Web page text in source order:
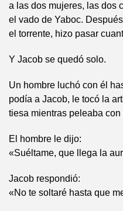
a las dos mujeres, las dos
el vado de Yaboc.
el torrente, hizo pasar
Y Jacob se quedó solo.
Un hombre luchó con él
podía a Jacob, le tocó la
tiesa mientras peleaba con
El hombre le dijo:
«Suéltame, que llega la
Jacob respondió:
«No te soltaré hasta que